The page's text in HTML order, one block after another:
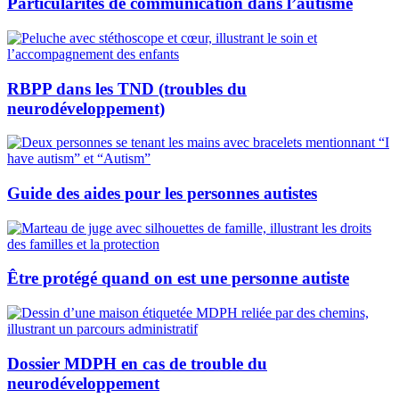
RBPP dans les TND (troubles du
neurodéveloppement)
Guide des aides pour les personnes autistes
Être protégé quand on est une personne autiste
Dossier MDPH en cas de trouble du
neurodéveloppement